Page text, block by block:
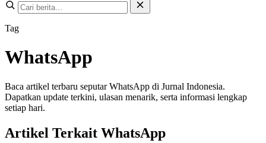
Tag
WhatsApp
Baca artikel terbaru seputar WhatsApp di Jurnal Indonesia.
Dapatkan update terkini, ulasan menarik, serta informasi lengkap
setiap hari.
Artikel Terkait WhatsApp